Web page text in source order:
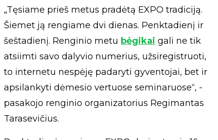
„Tęsiame prieš metus pradėtą EXPO tradiciją.
Šiemet ją rengiame dvi dienas. Penktadienį ir
šeštadienį. Renginio metu bėgikai gali ne tik
atsiimti savo dalyvio numerius, užsiregistruoti,
to internetu nespėję padaryti gyventojai, bet ir
apsilankyti dėmesio vertuose seminaruose“, -
pasakojo renginio organizatorius Regimantas
Tarasevičius.